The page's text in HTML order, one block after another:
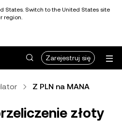
States. Switch to the United States site
region.
Zarejestruj się
Z PLN na MANA
złoty